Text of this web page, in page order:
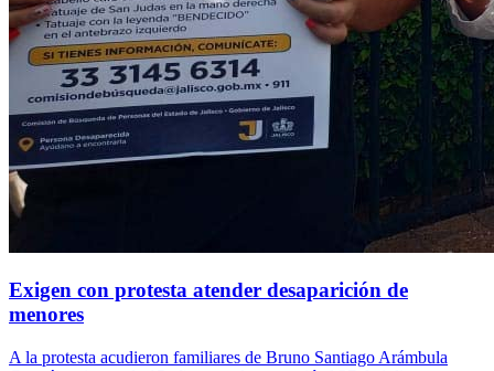
Exigen con protesta atender desaparición de
menores
A la protesta acudieron familiares de Bruno Santiago Arámbula